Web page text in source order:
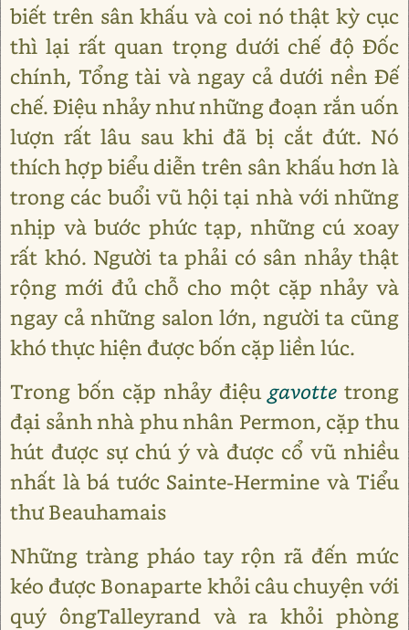
biết trên sân khấu và coi nó thật kỳ cục
thì lại rất quan trọng dưới chế độ Đốc
chính, Tổng tài và ngay cả dưới nền Đế
chế. Điệu nhảy như những đoạn rắn uốn
lượn rất lâu sau khi đã bị cắt đứt. Nó
thích hợp biểu diễn trên sân khấu hơn là
trong các buổi vũ hội tại nhà với những
nhịp và bước phức tạp, những cú xoay
rất khó. Người ta phải có sân nhảy thật
rộng mới đủ chỗ cho một cặp nhảy và
ngay cả những salon lớn, người ta cũng
khó thực hiện được bốn cặp liền lúc.
Trong bốn cặp nhảy điệugavotte trong
đại sảnh nhà phu nhân Permon, cặp thu
hút được sự chú ý và được cổ vũ nhiều
nhất là bá tước Sainte-Hermine và Tiểu
thư Beauhamais
Những tràng pháo tay rộn rã đến mức
kéo được Bonaparte khỏi câu chuyện với
quý ôngTalleyrand và ra khỏi phòng